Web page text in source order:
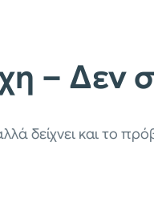
– Δεν
δείχνει και το